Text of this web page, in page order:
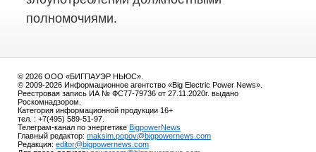
полномочиями.
© 2026 ООО «БИГПАУЭР НЬЮС».
© 2009-2026 Информационное агентство «Big Electric Power News».
Реестровая запись ИА № ФС77-79736 от 27.11.2020г. выдано
Роскомнадзором.
Категория информационной продукции 16+
тел. : +7(495) 589-51-97.
Телеграм-канал по энергетике BigpowerNews
Главный редактор: maksim.popov@bigpowernews.com
Редакция: editor@bigpowernews.com